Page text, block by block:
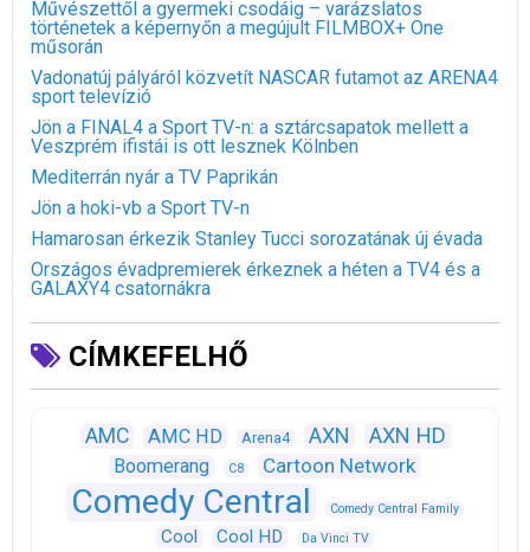
Művészettől a gyermeki csodáig – varázslatos
történetek a képernyőn a megújult FILMBOX+ One
műsorán
Vadonatúj pályáról közvetít NASCAR futamot az ARENA4
sport televízió
Jön a FINAL4 a Sport TV-n: a sztárcsapatok mellett a
Veszprém ifistái is ott lesznek Kölnben
Mediterrán nyár a TV Paprikán
Jön a hoki-vb a Sport TV-n
Hamarosan érkezik Stanley Tucci sorozatának új évada
Országos évadpremierek érkeznek a héten a TV4 és a
GALAXY4 csatornákra
CÍMKEFELHŐ
AMC AMC HD Arena4 AXN AXN HD
Boomerang C8 Cartoon Network
Comedy Central Comedy Central Family
Cool Cool HD Da Vinci TV